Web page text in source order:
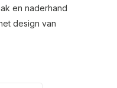
en naderhand
design van